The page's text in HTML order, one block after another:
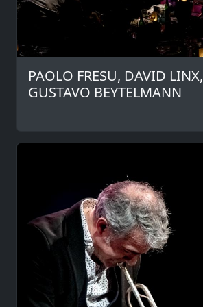
PAOLO FRESU, DAVID LINX,
GUSTAVO BEYTELMANN